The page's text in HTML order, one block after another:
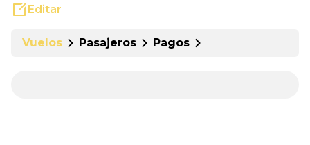
Editar
Vuelos Pasajeros Pagos